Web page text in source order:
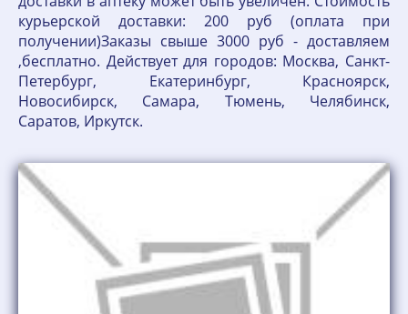
курьерской доставки: 200 руб (оплата при
получении)Заказы свыше 3000 руб - доставляем
,бесплатно. Действует для городов: Москва, Санкт-
Петербург, Екатеринбург, Красноярск,
Новосибирск, Самара, Тюмень, Челябинск,
Саратов, Иркутск.